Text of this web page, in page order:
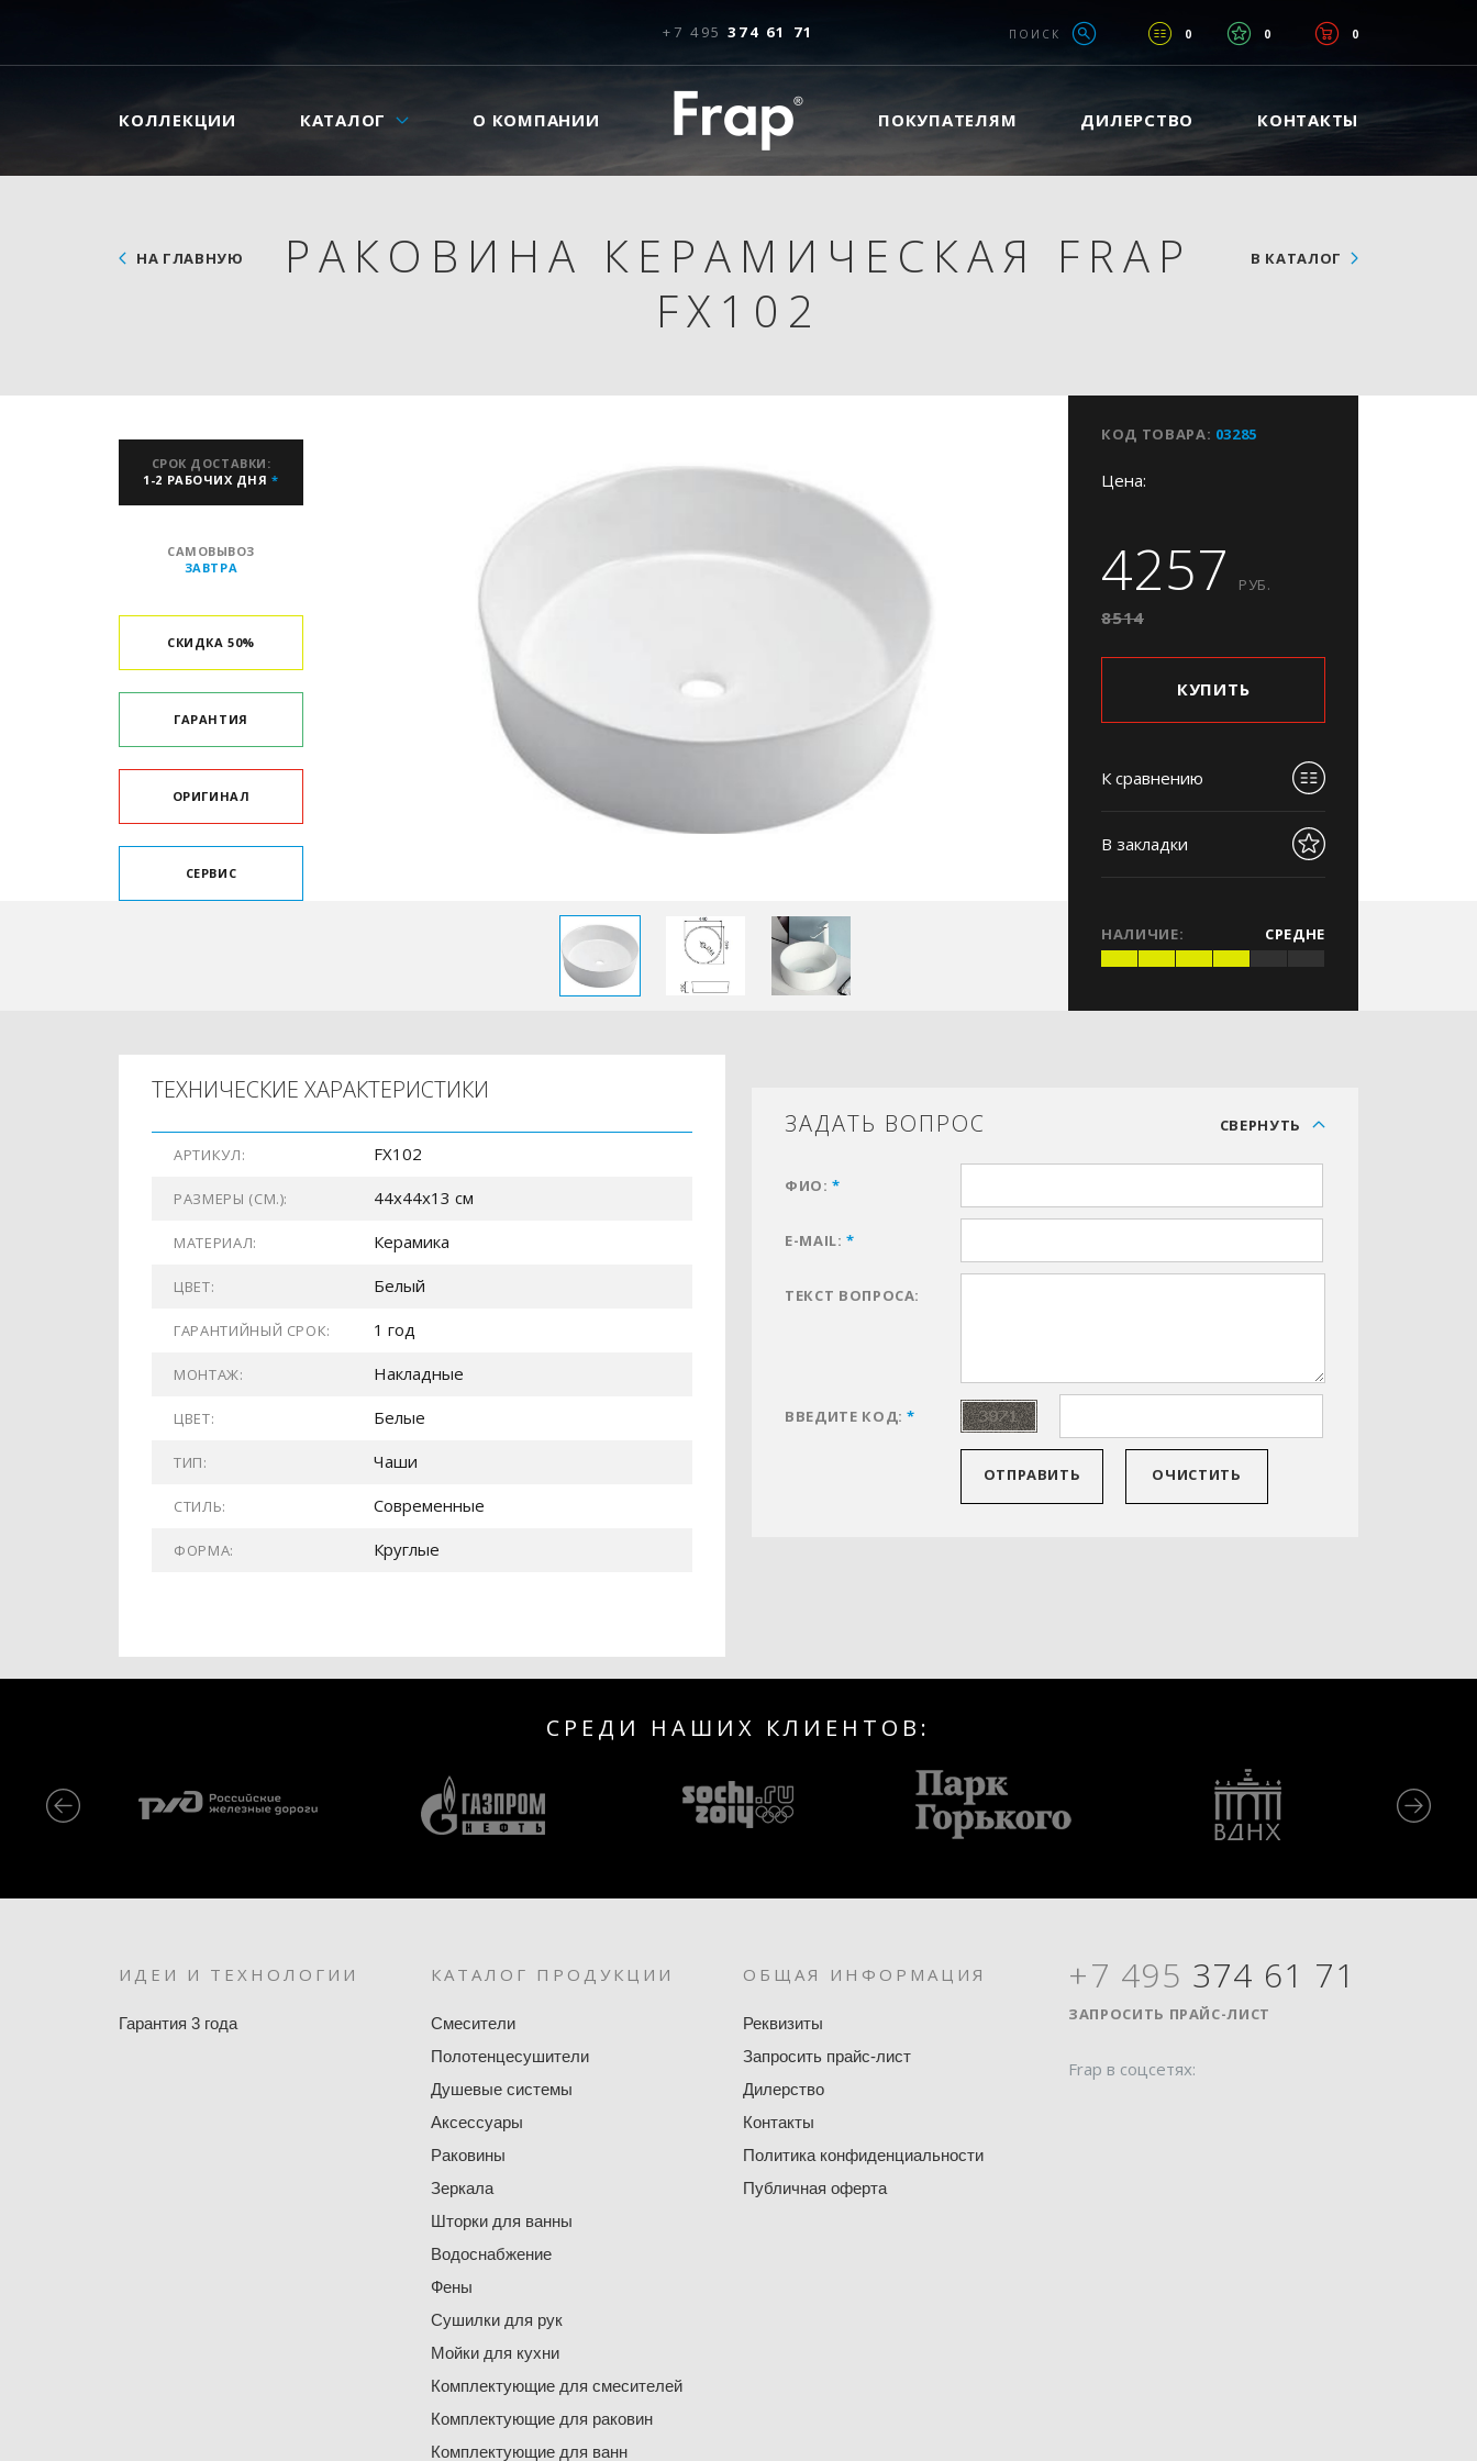
+7 495 374 61 71 0 0 0
ПОИСК
КОЛЛЕКЦИИ КАТАЛОГ О КОМПАНИИ ПОКУПАТЕЛЯМ ДИЛЕРСТВО КОНТАКТЫ
РАКОВИНА КЕРАМИЧЕСКАЯ FRAP
FX102
НА ГЛАВНУЮ В КАТАЛОГ
СРОК ДОСТАВКИ:
1-2 РАБОЧИХ ДНЯ*
САМОВЫВОЗ
ЗАВТРА
СКИДКА 50%
ГАРАНТИЯ
ОРИГИНАЛ
СЕРВИС
КОД ТОВАРА: 03285
Цена:
4257 РУБ.
8514
КУПИТЬ
К сравнению
В закладки
НАЛИЧИЕ: СРЕДНЕ
ТЕХНИЧЕСКИЕ ХАРАКТЕРИСТИКИ
АРТИКУЛ: FX102
РАЗМЕРЫ (СМ.): 44x44x13 см
МАТЕРИАЛ: Керамика
ЦВЕТ: Белый
ГАРАНТИЙНЫЙ СРОК: 1 год
МОНТАЖ: Накладные
ЦВЕТ: Белые
ТИП: Чаши
СТИЛЬ: Современные
ФОРМА: Круглые
ЗАДАТЬ ВОПРОС СВЕРНУТЬ
ФИО:*
E-MAIL:*
ТЕКСТ ВОПРОСА:
ВВЕДИТЕ КОД:*
ОТПРАВИТЬ ОЧИСТИТЬ
СРЕДИ НАШИХ КЛИЕНТОВ:
ИДЕИ И ТЕХНОЛОГИИ
Гарантия 3 года
КАТАЛОГ ПРОДУКЦИИ
Смесители
Полотенцесушители
Душевые системы
Аксессуары
Раковины
Зеркала
Шторки для ванны
Водоснабжение
Фены
Сушилки для рук
Мойки для кухни
Комплектующие для смесителей
Комплектующие для раковин
Комплектующие для ванн
ОБЩАЯ ИНФОРМАЦИЯ
Реквизиты
Запросить прайс-лист
Дилерство
Контакты
Политика конфиденциальности
Публичная оферта
+7 495 374 61 71
ЗАПРОСИТЬ ПРАЙС-ЛИСТ
Frap в соцсетях: